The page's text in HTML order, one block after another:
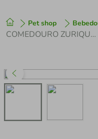
Pet shop
COMEDOURO ZURIQUE INDIVIDUAL ROSA DROP LUPPET
1º tenis
perfume